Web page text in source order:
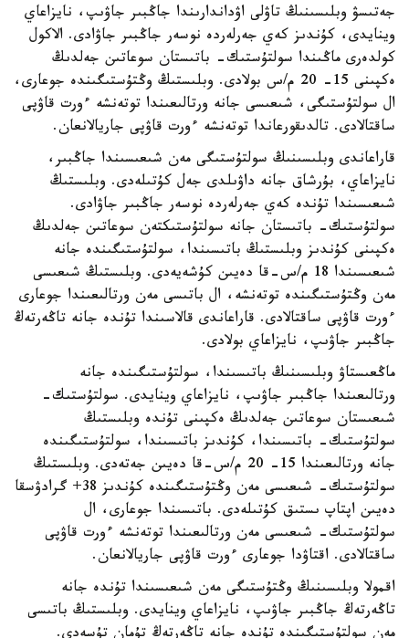
جەتىسۋ وبلىسىنىڭ تاۋلى اۋداندارىندا جاڭبىر جاۋىپ، نايزاعاي
وينايدى، كۇندىز كەي جەرلەردە نوسەر جاڭبىر جاۋادى. الاكول
كولدەرى ماڭىندا سولتۇستىك- باتىستان سوعاتىن جەلدىڭ
ەكپىنى 15- 20 م/س بولادى. وبلىستىڭ وڭتۇستىگىندە جوعارى،
ال سولتۇستىگى، شىعىسى جانە ورتالىعىندا توتەنشە ءورت قاۋپى
ساقتالادى. تالدىقورعاندا توتەنشە ءورت قاۋپى جاريالانعان.
قاراعاندى وبلىسىنىڭ سولتۇستىگى مەن شىعىسىندا جاڭبىر،
نايزاعاي، بۇرشاق جانە داۋىلدى جەل كۇتىلەدى. وبلىستىڭ
شىعىسىندا تۇندە كەي جەرلەردە نوسەر جاڭبىر جاۋادى.
سولتۇستىك- باتىستان جانە سولتۇستىكتەن سوعاتىن جەلدىڭ
ەكپىنى كۇندىز وبلىستىڭ باتىسىندا، سولتۇستىگىندە جانە
شىعىسىندا 18 م/س-قا دەيىن كۇشەيەدى. وبلىستىڭ شىعىسى
مەن وڭتۇستىگىندە توتەنشە، ال باتىسى مەن ورتالىعىندا جوعارى
ءورت قاۋپى ساقتالادى. قاراعاندى قالاسىندا تۇندە جانە تاڭەرتەڭ
جاڭبىر جاۋىپ، نايزاعاي بولادى.
ماڭعىستاۋ وبلىسىنىڭ باتىسىندا، سولتۇستىگىندە جانە
ورتالىعىندا جاڭبىر جاۋىپ، نايزاعاي وينايدى. سولتۇستىك-
شىعىستان سوعاتىن جەلدىڭ ەكپىنى تۇندە وبلىستىڭ
سولتۇستىك- باتىسىندا، كۇندىز باتىسىندا، سولتۇستىگىندە
جانە ورتالىعىندا 15- 20 م/س-قا دەيىن جەتەدى. وبلىستىڭ
سولتۇستىك- شىعىسى مەن وڭتۇستىگىندە كۇندىز 38+ گرادۋسقا
دەيىن اپتاپ ىستىق كۇتىلەدى. باتىسىندا جوعارى، ال
سولتۇستىك- شىعىسى مەن ورتالىعىندا توتەنشە ءورت قاۋپى
ساقتالادى. اقتاۋدا جوعارى ءورت قاۋپى جاريالانعان.
اقمولا وبلىسىنىڭ وڭتۇستىگى مەن شىعىسىندا تۇندە جانە
تاڭەرتەڭ جاڭبىر جاۋىپ، نايزاعاي وينايدى. وبلىستىڭ باتىسى